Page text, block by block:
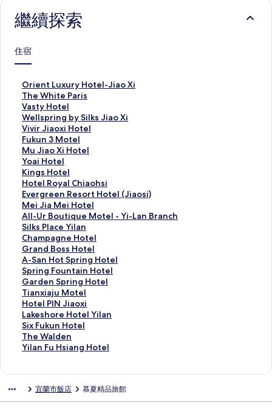
繼續探索
住宿
Orient Luxury Hotel-Jiao Xi
O
r
i
e
n
t
L
u
x
u
r
y
H
o
t
e
l
-
J
i
a
o
X
i
的
The White Paris
T
h
e
W
h
i
t
e
P
a
r
i
s
的
連
結
Vasty Hotel
V
a
s
t
y
H
o
t
e
l
的
連
結
Wellspring by Silks Jiao Xi
W
e
l
l
s
p
r
i
n
g
b
y
S
i
l
k
s
J
i
a
o
X
結
Vivir Jiaoxi Hotel
V
i
v
i
r
J
i
a
o
x
i
H
o
t
e
l
的
連
結
Fukun 3 Motel
F
u
k
u
n
3
M
o
t
e
l
的
連
結
Mu Jiao Xi Hotel
M
u
J
i
a
o
X
i
H
o
t
e
l
的
連
結
Yoai Hotel
Y
o
a
i
H
o
t
e
l
的
連
結
Kings Hotel
K
i
n
g
s
H
o
t
e
l
的
連
結
Hotel Royal Chiaohsi
H
o
t
e
l
R
o
y
a
l
C
h
i
a
o
h
連
結
Evergreen Resort Hotel (Jiaosi)
E
v
e
r
g
r
e
e
n
R
e
s
o
r
t
l
Mei Jia Mei Hotel
M
e
i
J
i
a
M
e
i
H
o
t
e
l
All-Ur Boutique Motel - Yi-Lan Branch
A
l
l
-
U
r
B
o
u
t
i
q
u
e
Silks Place Yilan
S
i
l
k
s
P
l
a
c
e
Y
i
的
連
Champagne Hotel
C
h
a
m
p
a
g
n
e
H
o
的
連
Grand Boss Hotel
G
r
a
n
d
B
o
s
s
H
的
A-San Hot Spring Hotel
A
-
S
a
n
H
o
t
S
g
Spring Fountain Hotel
S
p
r
i
n
g
F
o
i
Garden Spring Hotel
G
a
r
d
e
n
S
g
Tianxiaju Motel
T
i
a
n
x
i
M
o
Hotel PIN Jiaoxi
H
o
t
e
l
i
Lakeshore Hotel Yilan
L
a
k
e
e
Six Fukun Hotel
S
i
x
n
The Walden
T
h
d
Yilan Fu Hsiang Hotel
Y
F
宜蘭市飯店 慕夏精品旅館